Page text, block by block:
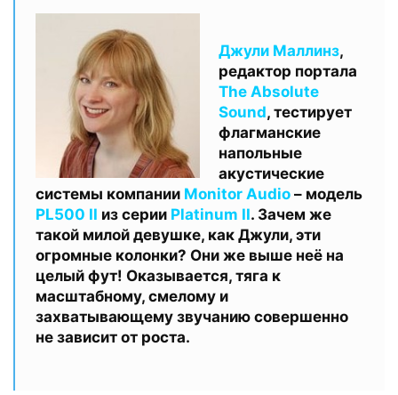
Джули Маллинз,
редактор портала
The Absolute
Sound, тестирует
флагманские
напольные
акустические
системы компании Monitor Audio – модель
PL500 II из серии Platinum II. Зачем же
такой милой девушке, как Джули, эти
огромные колонки? Они же выше неё на
целый фут! Оказывается, тяга к
масштабному, смелому и
захватывающему звучанию совершенно
не зависит от роста.